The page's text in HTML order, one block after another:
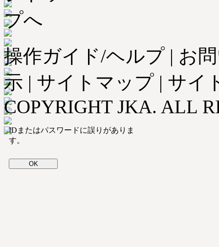
操作ガイド/ヘルプ | お
示 | サイトマップ | サイ
COPYRIGHT JKA. ALL
IDまたはパスワードに誤りがありま
す。
OK